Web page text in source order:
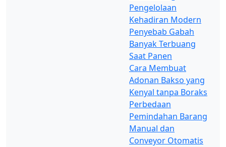
Pengelolaan
Kehadiran Modern
Penyebab Gabah
Banyak Terbuang
Saat Panen
Cara Membuat
Adonan Bakso yang
Kenyal tanpa Boraks
Perbedaan
Pemindahan Barang
Manual dan
Conveyor Otomatis